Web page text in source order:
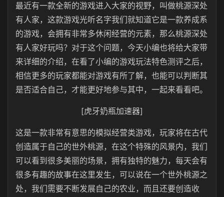
最近有一款全新的游戏进入大家的视野，叫做桃源深处
有人家，这款游戏光听名字我们就知道它是一款养成系
的游戏，会拥有非常多休闲经营的元素，那么桃源深处
有人家好玩吗？对于这个问题，今天小编也将给大家带
来详细的介绍，在看了小编的游戏玩法特色测评之后，
相信更多的玩家都能对游戏有所了解，也能可以判断其
是否适合自己，才能更好地参与其中，一起来看看吧。
[虎牙奶瓶加速器]
这是一款非常有意思的模拟经营类游戏，玩家将在古代
创造属于自己的世外桃源，在这个特殊的风景内，我们
可以看到很多美丽的场景，拥有独特的魅力，每天会有
很多有趣的故事在这里发生，可以说在一个世外桃源之
处，我们需要不断发展自己的农业，而且还要创造收